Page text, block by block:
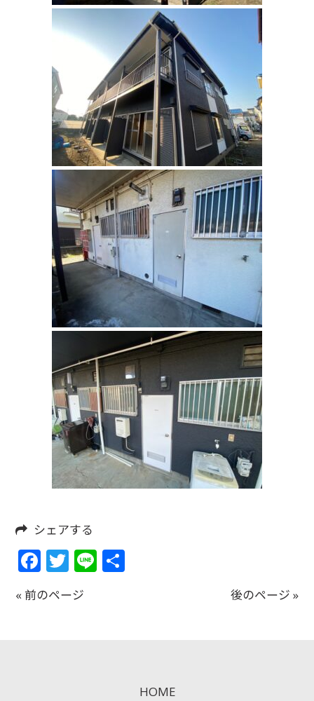
シェアする
Facebook
Twitter
Line
« 前のページ 後のページ »
HOME